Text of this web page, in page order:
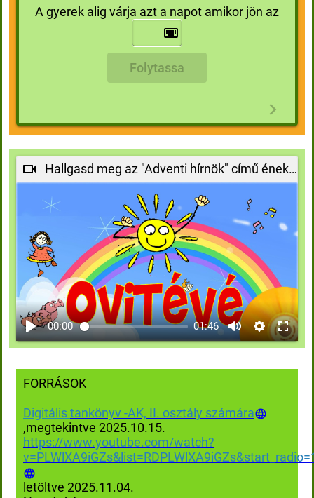
A gyerek alig várja azt a napot amikor jön az
Folytassa
Hallgasd meg az "Adventi hírnök" című éneket!
00:00 01:46
FORRÁSOK
Digitálistankönyv -AK, II. osztály számára
,megtekintve 2025.10.15.
https://www.youtube.com/watch?
letöltve 2025.11.04.